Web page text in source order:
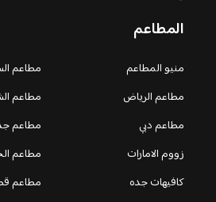
المطاعم
منيو المطاعم
مطاعم
مطاعم الرياض
مطاعم
مطاعم دبي
مطاعم
زووم الامارات
مطاعم
كافيهات جده
مطاعم